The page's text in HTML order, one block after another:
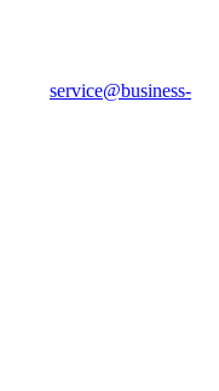
service@business-